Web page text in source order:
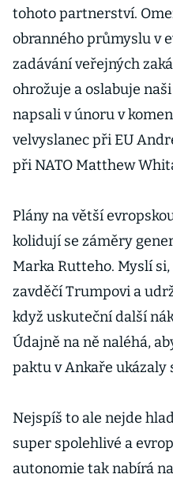
tohoto partnerství.
obranného průmyslu v
zadávání veřejných
ohrožuje a oslabuje
napsali v únoru v
velvyslanec při EU
při NATO Matthew
Plány na větší
kolidují se záměry
Marka Rutteho. Myslí si,
zavděčí Trumpovi a
když uskuteční další
Údajně na ně naléhá,
paktu v Ankaře ukázaly
Nejspíš to ale nejde
super spolehlivé a
autonomie tak nabírá